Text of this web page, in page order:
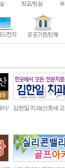
이/
김한일 치과(산호세